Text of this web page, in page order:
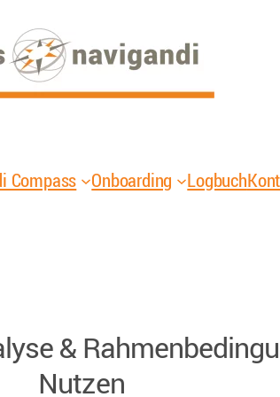
Compass Onboarding Logbuch
&
Nutzen